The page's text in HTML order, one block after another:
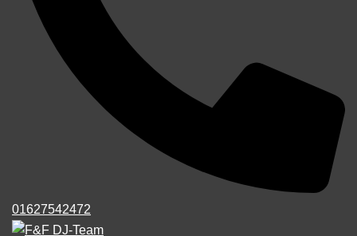
01627542472